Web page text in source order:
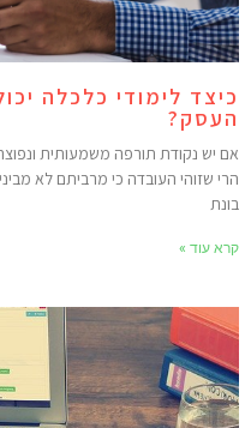
לימודי כלכלה
יש נקודת תורפה משמעותית
שזוהי העובדה כי מרביתם לא
עוד »